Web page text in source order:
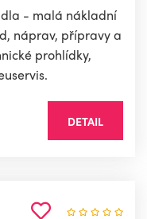
- malá nákladní
náprav, přípravy a
prohlídky,
DETAIL